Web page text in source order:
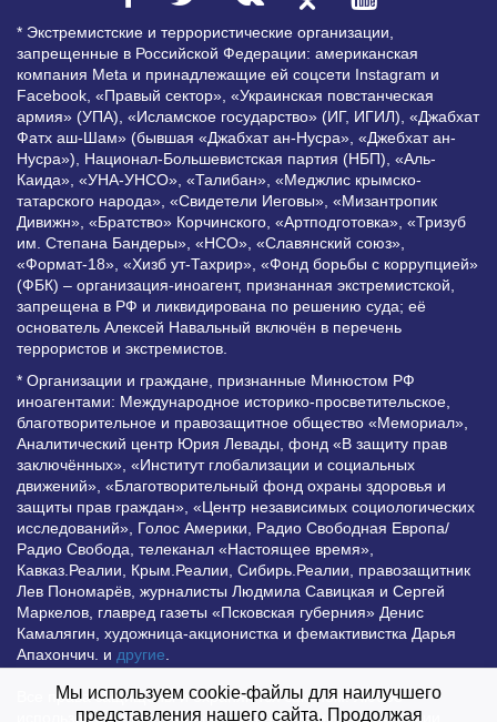
* Экстремистские и террористические организации,
запрещенные в Российской Федерации: американская
компания Meta и принадлежащие ей соцсети Instagram и
Facebook, «Правый сектор», «Украинская повстанческая
армия» (УПА), «Исламское государство» (ИГ, ИГИЛ), «Джабхат
Фатх аш-Шам» (бывшая «Джабхат ан-Нусра», «Джебхат ан-
Нусра»), Национал-Большевистская партия (НБП), «Аль-
Каида», «УНА-УНСО», «Талибан», «Меджлис крымско-
татарского народа», «Свидетели Иеговы», «Мизантропик
Дивижн», «Братство» Корчинского, «Артподготовка», «Тризуб
им. Степана Бандеры», «НСО», «Славянский союз»,
«Формат-18», «Хизб ут-Тахрир», «Фонд борьбы с коррупцией»
(ФБК) – организация-иноагент, признанная экстремистской,
запрещена в РФ и ликвидирована по решению суда; её
основатель Алексей Навальный включён в перечень
террористов и экстремистов.
* Организации и граждане, признанные Минюстом РФ
иноагентами: Международное историко-просветительское,
благотворительное и правозащитное общество «Мемориал»,
Аналитический центр Юрия Левады, фонд «В защиту прав
заключённых», «Институт глобализации и социальных
движений», «Благотворительный фонд охраны здоровья и
защиты прав граждан», «Центр независимых социологических
исследований», Голос Америки, Радио Свободная Европа/
Радио Свобода, телеканал «Настоящее время»,
Кавказ.Реалии, Крым.Реалии, Сибирь.Реалии, правозащитник
Лев Пономарёв, журналисты Людмила Савицкая и Сергей
Маркелов, главред газеты «Псковская губерния» Денис
Камалягин, художница-акционистка и фемактивистка Дарья
Апахончич. и другие
Все права защищены и охраняются законом. Любое
использование материалов сайта допустимо при условии
Мы используем cookie-файлы для наилучшего
представления нашего сайта. Продолжая